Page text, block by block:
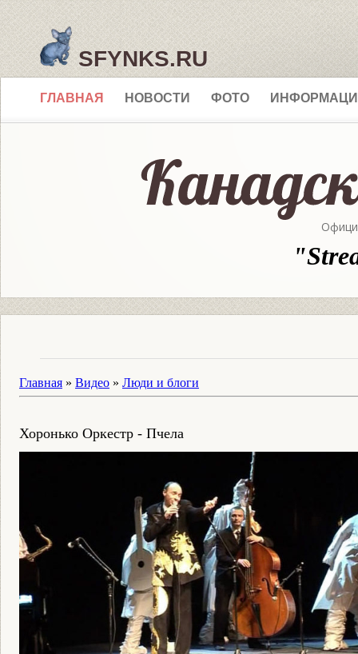
SFYNKS.RU
ГЛАВНАЯ НОВОСТИ ФОТО
Главная » Видео » Люди и блоги
Хоронько Оркестр - Пчела